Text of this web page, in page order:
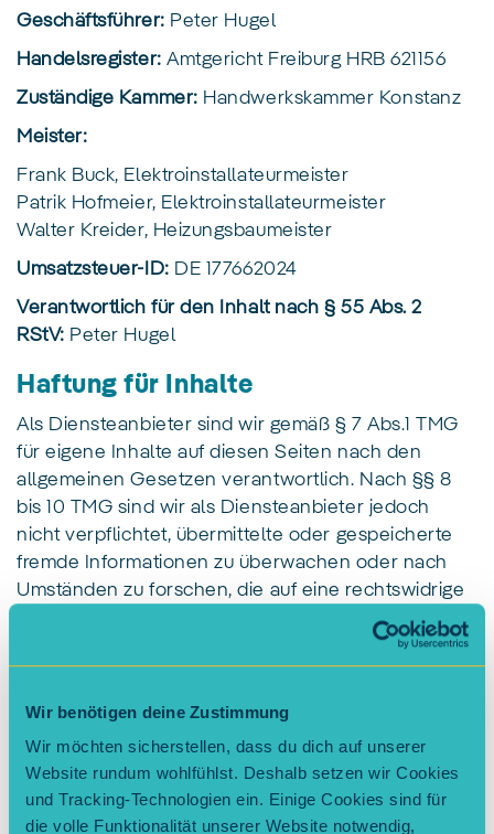
Wir benötigen deine Zustimmung
Wir möchten sicherstellen, dass du dich auf unserer
Website rundum wohlfühlst. Deshalb setzen wir Cookies
und Tracking-Technologien ein. Einige Cookies sind für
die volle Funktionalität unserer Website notwendig,
Geschäftsführer: Peter Hugel
Handelsregister: Amtgericht Freiburg HRB 621156
Zuständige Kammer: Handwerkskammer Konstanz
Meister:
Frank Buck, Elektroinstallateurmeister
Patrik Hofmeier, Elektroinstallateurmeister
Walter Kreider, Heizungsbaumeister
Umsatzsteuer-ID: DE 177662024
Verantwortlich für den Inhalt nach § 55 Abs. 2
RStV: Peter Hugel
Haftung für Inhalte
Als Diensteanbieter sind wir gemäß § 7 Abs.1 TMG
für eigene Inhalte auf diesen Seiten nach den
allgemeinen Gesetzen verantwortlich. Nach §§ 8
bis 10 TMG sind wir als Diensteanbieter jedoch
nicht verpflichtet, übermittelte oder gespeicherte
fremde Informationen zu überwachen oder nach
Umständen zu forschen, die auf eine rechtswidrige
Verpflichtungen zur Entfernung oder Sperrung der
Gesetzen bleiben hiervon unberührt. Eine
diesbezügliche Haftung ist jedoch erst ab dem
Zeitpunkt der Kenntnis einer konkreten
Rechtsverletzung möglich. Bei Bekanntwerden von
entsprechenden Rechtsverletzungen werden wir